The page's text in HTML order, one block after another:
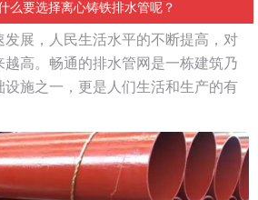
么要选择离心铸铁排水管呢？
发展，人民生活水平的不断提高，对
越高。畅通的排水管网是一栋建筑乃
施之一，更是人们生活和生产的有